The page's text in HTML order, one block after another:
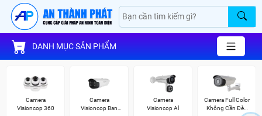
DANH MỤC SẢN PHẨM
Camera
Visioncop 360
Camera
Visioncop Ban
Camera
Visioncop Al
Camera Full Color
Không Cần Đèn